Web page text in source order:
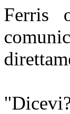
Ferris